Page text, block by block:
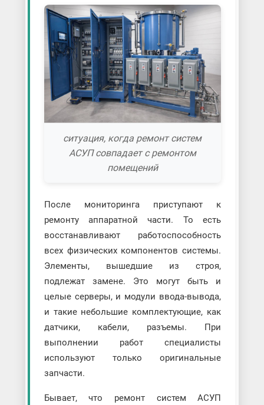
ситуация, когда ремонт систем
АСУП совпадает с ремонтом
помещений
После мониторинга приступают к
ремонту аппаратной части. То есть
восстанавливают работоспособность
всех физических компонентов системы.
Элементы, вышедшие из строя,
подлежат замене. Это могут быть и
целые серверы, и модули ввода-вывода,
и такие небольшие комплектующие, как
датчики, кабели, разъемы. При
выполнении работ специалисты
используют только оригинальные
запчасти.
Бывает, что ремонт систем АСУП